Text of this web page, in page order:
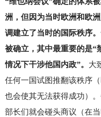
洲，但因为当时欧洲和欧
调建立了当时的国际秩序
被确立，其中最重要的是“
情况下干涉他国内政”。 大
任何一国试图推翻该秩序
也会使其无法获得成功）
部长们就会碰头商议（在